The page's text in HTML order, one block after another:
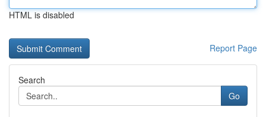
HTML is disabled
Report Page
Search
Go